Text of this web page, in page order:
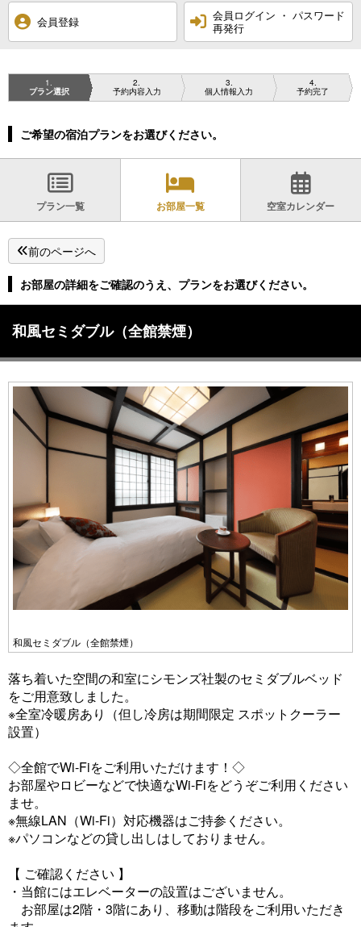
会員登録
会員ログイン ・ パスワード
再発行
1
プラン選択
2
予約内容入力
3
個人情報入力
4
予約完了
ご希望の宿泊プランをお選びください。
プラン一覧 お部屋一覧 空室カレンダー
前のページへ
お部屋の詳細をご確認のうえ、プランをお選びください。
和風セミダブル（全館禁煙）
和風セミダブル（全館禁煙）
落ち着いた空間の和室にシモンズ社製のセミダブルベッド
をご用意致しました。
※全室冷暖房あり（但し冷房は期間限定 スポットクーラー
設置）
◇全館でWi-Fiをご利用いただけます！◇
お部屋やロビーなどで快適なWi-Fiをどうぞご利用ください
ませ。
※無線LAN（Wi-Fi）対応機器はご持参ください。
※パソコンなどの貸し出しはしておりません。
【 ご確認ください 】
・当館にはエレベーターの設置はございません。
お部屋は2階・3階にあり、移動は階段をご利用いただき